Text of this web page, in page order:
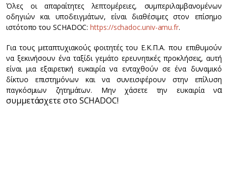
Όλες οι απαραίτητες λεπτομέρειες, συμπεριλαμβανομένων
οδηγιών και υποδειγμάτων, είναι διαθέσιμες στον επίσημο
ιστότοπο του SCHADOC:https://schadoc.univ-amu.fr.
Για τους μεταπτυχιακούς φοιτητές του Ε.Κ.Π.Α. που επιθυμούν
να ξεκινήσουν ένα ταξίδι γεμάτο ερευνητικές προκλήσεις, αυτή
είναι μια εξαιρετική ευκαιρία να ενταχθούν σε ένα δυναμικό
δίκτυο επιστημόνων και να συνεισφέρουν στην επίλυση
παγκόσμιων ζητημάτων. Μην χάσετε την ευκαιρία να
συμμετάσχετε στο SCHADOC!